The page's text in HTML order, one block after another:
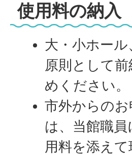
使用料の納入
大・小ホー
原則として
めください。
市外からの
は、当館職
用料を添え